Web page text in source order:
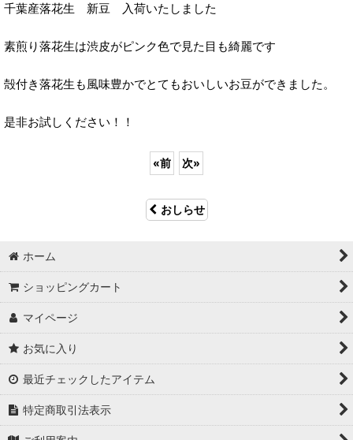
千葉産落花生 新豆 入荷いたしました
素煎り落花生は渋皮がピンク色で見た目も綺麗です
殻付き落花生も風味豊かでとてもおいしいお豆ができました。
是非お試しください！！
«前 次»
おしらせ
ホーム
ショッピングカート
マイページ
お気に入り
最近チェックしたアイテム
特定商取引法表示